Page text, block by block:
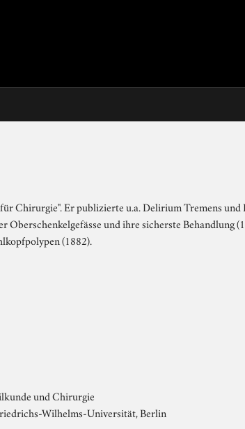
Chirurgie". Er publizierte u.a. Delirium Tremens
und ihre sicherste Behandlung
(1882).
und Chirurgie
Wilhelms-Universität, Berlin